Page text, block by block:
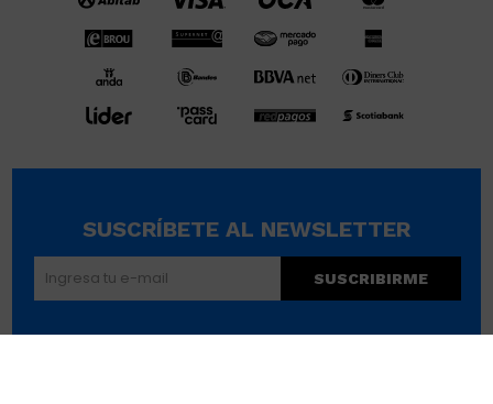
SUSCRÍBETE AL NEWSLETTER
SUSCRIBIRME